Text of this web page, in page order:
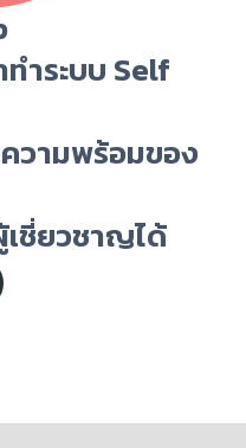
ำระบบ Self
วามพร้อมของ
ชี่ยวชาญได้